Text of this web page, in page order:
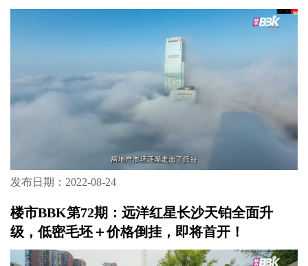
发布日期：2022-08-24
楼市BBK第72期：远洋红星长沙天铂全面升
级，低密毛坯＋价格倒挂，即将首开！